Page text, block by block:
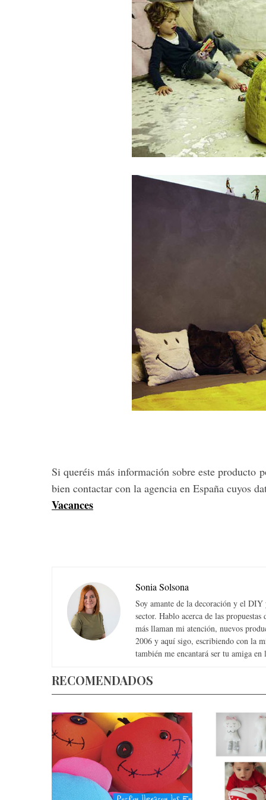
Si queréis más información sobre este producto
bien contactar con la agencia en España cuyos
Vacances
Sonia Solsona
Soy amante de la decoración y el DIY
sector. Hablo acerca de las
más llaman mi atención, nuevos
2006 y aquí sigo, escribiendo con la
también me encantará ser tu amiga en
RECOMENDADOS